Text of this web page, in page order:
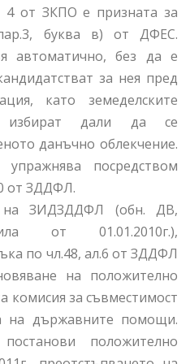
от ЗКПО е призната за
буква в) от ДФЕС.
автоматично, без да е
за нея пред
като земеделските
избират дали да се
данъчно облекчение.
посредством
от ЗДДФЛ.
на ЗИДЗДДФЛ (обн. ДВ,
от 01.01.2010г.),
по чл.48, ал.6 от ЗДДФЛ
на положително
комисия за съвместимост
на държавните помощи.
положително